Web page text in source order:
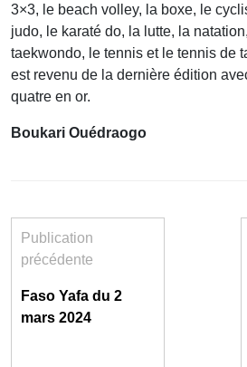
3×3, le beach volley, la boxe, le
judo, le karaté do, la lutte, la
taekwondo, le tennis et le tennis de
est revenu de la dernière édition
quatre en or.
Boukari Ouédraogo
Publication
précédente
Faso Yafa du 2
mars 2024